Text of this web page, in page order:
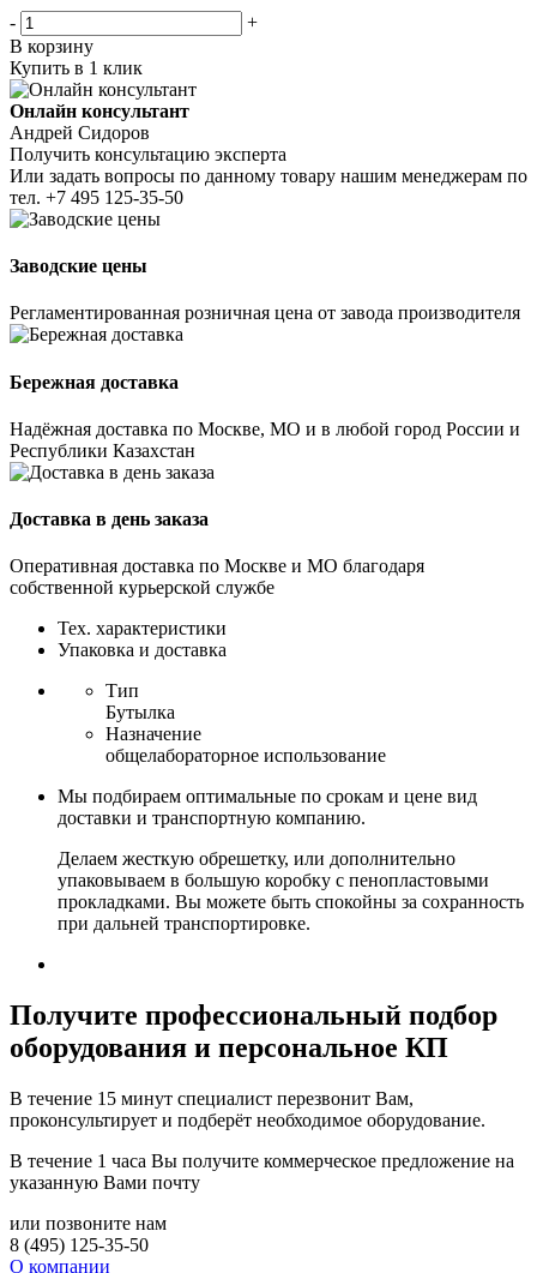
-
+
В корзину
Купить в 1 клик
Онлайн консультант
Андрей Сидоров
Получить консультацию эксперта
Или задать вопросы по данному товару нашим менеджерам по
тел. +7 495 125-35-50
Заводские цены
Регламентированная розничная цена от завода производителя
Бережная доставка
Надёжная доставка по Москве, МО и в любой город России и
Республики Казахстан
Доставка в день заказа
Оперативная доставка по Москве и МО благодаря
собственной курьерской службе
Тех. характеристики
Упаковка и доставка
Тип
Бутылка
Назначение
общелабораторное использование
Мы подбираем оптимальные по срокам и цене вид
доставки и транспортную компанию.
Делаем жесткую обрешетку, или дополнительно
упаковываем в большую коробку с пенопластовыми
прокладками. Вы можете быть спокойны за сохранность
при дальней транспортировке.
Получите профессиональный подбор
оборудования и персональное КП
В течение 15 минут специалист перезвонит Вам,
проконсультирует и подберёт необходимое оборудование.
В течение 1 часа Вы получите коммерческое предложение на
указанную Вами почту
или позвоните нам
8 (495) 125-35-50
О компании